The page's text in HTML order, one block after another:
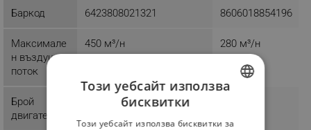
Баркод 6423808021321 8606018854196
Mаксимале
н въздушен
поток
450 м³/н 280 м³/н
Брой
двигатели
Този уебсайт използва
бисквитки
Този уебсайт използва бисквитки за